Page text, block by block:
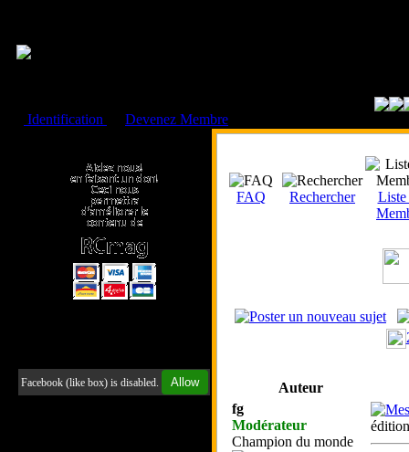
Identification
Devenez Membre
Facebook (like box) is disabled. Allow
FAQ Rechercher
Liste
Auteur
fg
Modérateur
Champion du monde